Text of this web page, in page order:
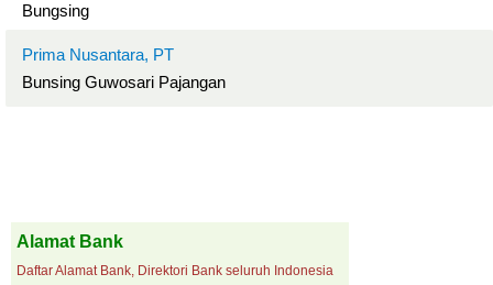
Bungsing
Prima Nusantara, PT
Bunsing Guwosari Pajangan
Alamat Bank
Daftar Alamat Bank, Direktori Bank seluruh Indonesia